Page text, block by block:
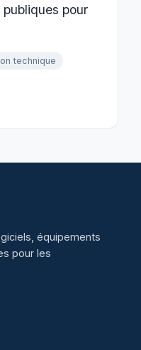
pour
technique
équipements
pour les